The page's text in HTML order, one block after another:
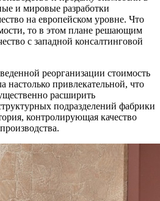
и мировые разработки
на европейском уровне. Что
то в этом плане решающим
с западной консалтинговой
реорганизации стоимость
настолько привлекательной, что
расширить
подразделений фабрики
контролирующая качество